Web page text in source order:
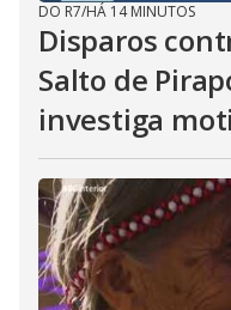
DO R7/HÁ 14 MINUTOS
Disparos
Salto de
investiga